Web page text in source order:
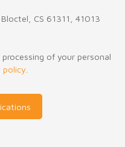
CS 61311, 41013
of your personal
policy